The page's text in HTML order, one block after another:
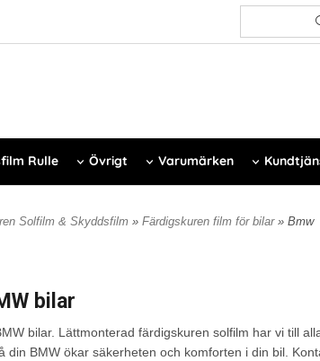
Rulle Övrigt Varumärken
Solfilm & Skyddsfilm » Färdigskuren film för bilar » Bmw
bilar
bilar. Lättmonterad färdigskuren solfilm har vi till
din BMW ökar säkerheten och komforten i din bil.